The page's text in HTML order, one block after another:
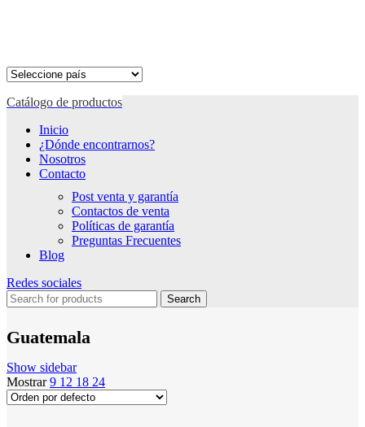
Catálogo de productos
Inicio
¿Dónde encontrarnos?
Nosotros
Contacto
Post venta y garantía
Contactos de venta
Políticas de garantía
Preguntas Frecuentes
Blog
Redes sociales
Search
Guatemala
Show sidebar
Mostrar9 12 18 24